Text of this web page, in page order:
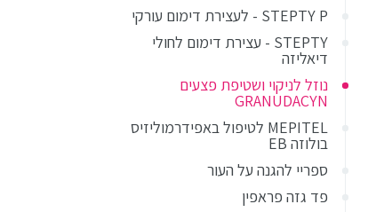
STEPTY P - לעצירת דימום עורקי
STEPTY - עצירת דימום לחולי
דיאליזה
נוזל לניקוי ושטיפת פצעים
GRANUDACYN
MEPITEL לטיפול באפידרמוליזיס
בולוזה EB
ספריי להגנה על העור
פד גזה פראפין